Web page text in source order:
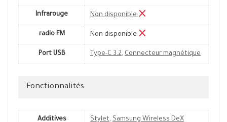
Infrarouge Non disponible
radio FM Non disponible
Port USB Type-C 3.2, Connecteur magnétique
Fonctionnalités
Additives Stylet, Samsung Wireless DeX